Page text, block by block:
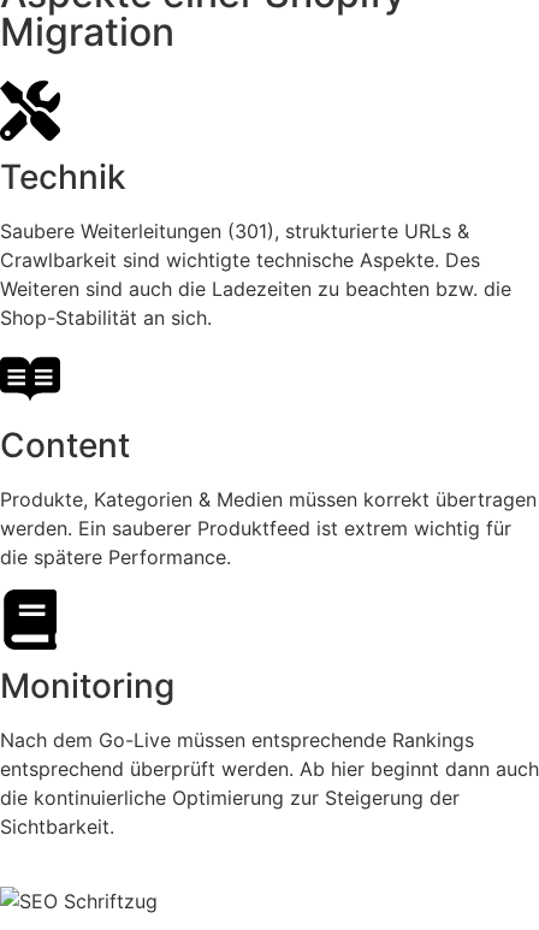
Migration
Technik
Saubere Weiterleitungen (301), strukturierte URLs &
Crawlbarkeit sind wichtigte technische Aspekte. Des
Weiteren sind auch die Ladezeiten zu beachten bzw. die
Shop-Stabilität an sich.
Content
Produkte, Kategorien & Medien müssen korrekt übertragen
werden. Ein sauberer Produktfeed ist extrem wichtig für
die spätere Performance.
Monitoring
Nach dem Go-Live müssen entsprechende Rankings
entsprechend überprüft werden. Ab hier beginnt dann auch
die kontinuierliche Optimierung zur Steigerung der
Sichtbarkeit.